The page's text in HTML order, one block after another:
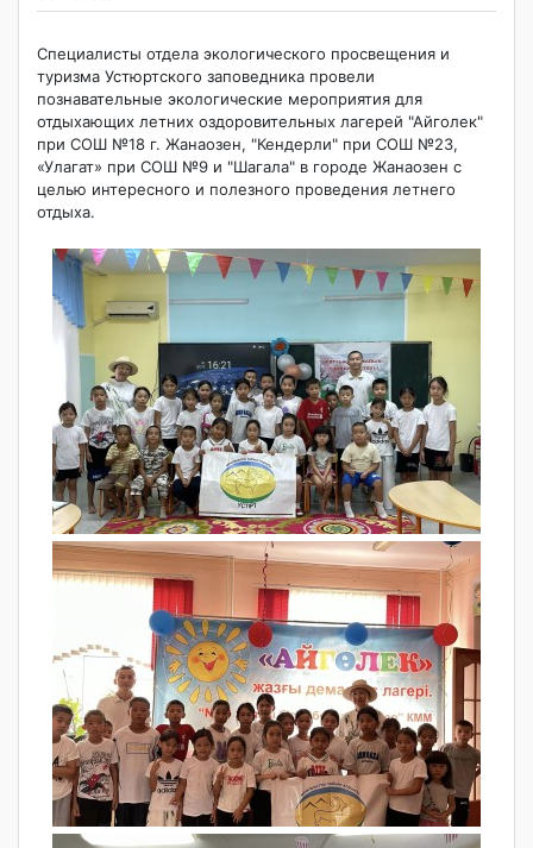
Специалисты отдела экологического просвещения и
туризма Устюртского заповедника провели
познавательные экологические мероприятия для
отдыхающих летних оздоровительных лагерей "Айголек"
при СОШ №18 г. Жанаозен, "Кендерли" при СОШ №23,
«Улагат» при СОШ №9 и "Шагала" в городе Жанаозен с
целью интересного и полезного проведения летнего
отдыха.